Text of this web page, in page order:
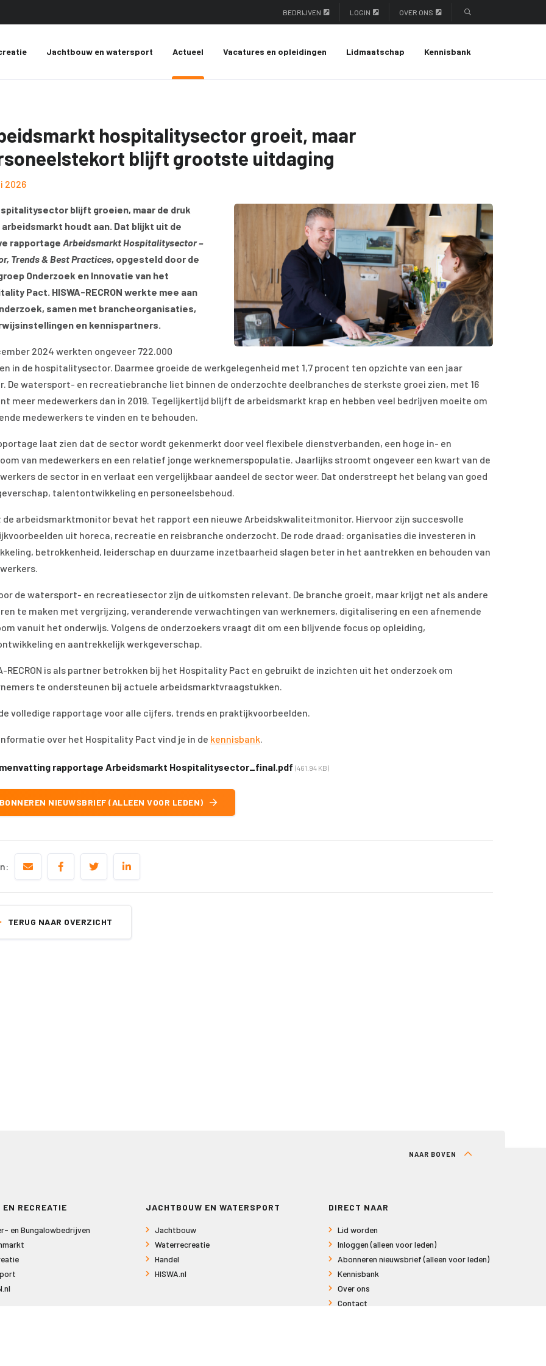
BEDRIJVEN LOGIN OVER ONS
Jachtbouw en watersport Actueel Vacatures en opleidingen Lidmaatschap Kennisbank
hospitalitysector groeit, maar
blijft grootste uitdaging
2026
blijft groeien, maar de druk
arbeidsmarkt houdt aan. Dat blijkt uit de
rapportage Arbeidsmarkt Hospitalitysector –
Trends & Best Practices, opgesteld door de
Onderzoek en Innovatie van het
Pact. HISWA-RECRON werkte mee aan
samen met brancheorganisaties,
en kennispartners.
2024 werkten ongeveer 722.000
in de hospitalitysector. Daarmee groeide de werkgelegenheid met 1,7 procent ten opzichte van een jaar
De watersport- en recreatiebranche liet binnen de onderzochte deelbranches de sterkste groei zien, met 16
meer medewerkers dan in 2019. Tegelijkertijd blijft de arbeidsmarkt krap en hebben veel bedrijven moeite om
medewerkers te vinden en te behouden.
laat zien dat de sector wordt gekenmerkt door veel flexibele dienstverbanden, een hoge in- en
van medewerkers en een relatief jonge werknemerspopulatie. Jaarlijks stroomt ongeveer een kwart van de
de sector in en verlaat een vergelijkbaar aandeel de sector weer. Dat onderstreept het belang van goed
talentontwikkeling en personeelsbehoud.
de arbeidsmarktmonitor bevat het rapport een nieuwe Arbeidskwaliteitmonitor. Hiervoor zijn succesvolle
uit horeca, recreatie en reisbranche onderzocht. De rode draad: organisaties die investeren in
betrokkenheid, leiderschap en duurzame inzetbaarheid slagen beter in het aantrekken en behouden van
de watersport- en recreatiesector zijn de uitkomsten relevant. De branche groeit, maar krijgt net als andere
te maken met vergrijzing, veranderende verwachtingen van werknemers, digitalisering en een afnemende
vanuit het onderwijs. Volgens de onderzoekers vraagt dit om een blijvende focus op opleiding,
en aantrekkelijk werkgeverschap.
RECRON is als partner betrokken bij het Hospitality Pact en gebruikt de inzichten uit het onderzoek om
te ondersteunen bij actuele arbeidsmarktvraagstukken.
volledige rapportage voor alle cijfers, trends en praktijkvoorbeelden.
over het Hospitality Pact vind je in de kennisbank.
rapportage Arbeidsmarkt Hospitalitysector_final.pdf (461.94 KB)
NIEUWSBRIEF (ALLEEN VOOR LEDEN)
TERUG NAAR OVERZICHT
NAAR BOVEN
RECREATIE
en Bungalowbedrijven
JACHTBOUW EN WATERSPORT
Jachtbouw
Waterrecreatie
Handel
HISWA.nl
DIRECT NAAR
Lid worden
Inloggen (alleen voor leden)
Abonneren nieuwsbrief (alleen voor leden)
Kennisbank
Over ons
Contact